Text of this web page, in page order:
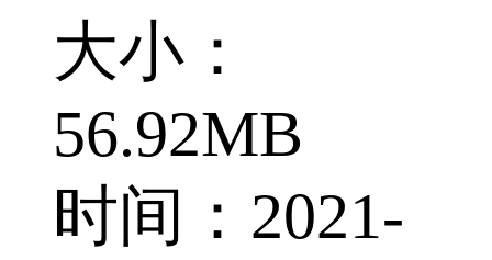
大小：
56.92MB
时间：2021-